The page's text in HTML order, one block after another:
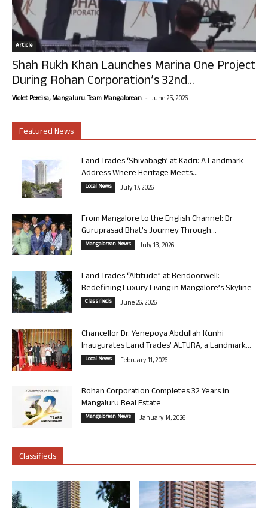
Article
Shah Rukh Khan Launches Marina One Project
During Rohan Corporation’s 32nd...
Violet Pereira, Mangaluru. Team Mangalorean. - June 25, 2026
Featured News
Land Trades ‘Shivabagh’ at Kadri: A Landmark
Address Where Heritage Meets...
Local News July 17, 2026
From Mangalore to the English Channel: Dr
Guruprasad Bhat’s Journey Through...
Mangalorean News July 13, 2026
Land Trades “Altitude” at Bendoorwell:
Redefining Luxury Living in Mangalore’s Skyline
Classifieds June 26, 2026
Chancellor Dr. Yenepoya Abdullah Kunhi
Inaugurates Land Trades’ ALTURA, a Landmark...
Local News February 11, 2026
Rohan Corporation Completes 32 Years in
Mangaluru Real Estate
Mangalorean News January 14, 2026
Classifieds